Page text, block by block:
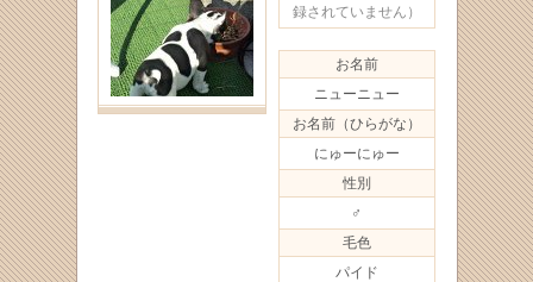
録されていません）
お名前
ニューニュー
お名前（ひらがな）
にゅーにゅー
性別
♂
毛色
パイド